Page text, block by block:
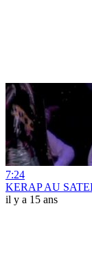
7:24
KERAP AU
il y a 15 ans